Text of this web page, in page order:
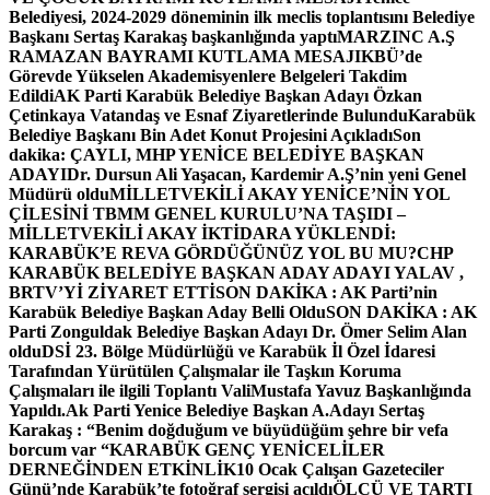
Belediyesi, 2024-2029 döneminin ilk meclis toplantısını Belediye
Başkanı Sertaş Karakaş başkanlığında yaptıMARZINC A.Ş
RAMAZAN BAYRAMI KUTLAMA MESAJIKBÜ’de
Görevde Yükselen Akademisyenlere Belgeleri Takdim
EdildiAK Parti Karabük Belediye Başkan Adayı Özkan
Çetinkaya Vatandaş ve Esnaf Ziyaretlerinde BulunduKarabük
Belediye Başkanı Bin Adet Konut Projesini AçıkladıSon
dakika: ÇAYLI, MHP YENİCE BELEDİYE BAŞKAN
ADAYIDr. Dursun Ali Yaşacan, Kardemir A.Ş’nin yeni Genel
Müdürü olduMİLLETVEKİLİ AKAY YENİCE’NİN YOL
ÇİLESİNİ TBMM GENEL KURULU’NA TAŞIDI –
MİLLETVEKİLİ AKAY İKTİDARA YÜKLENDİ:
KARABÜK’E REVA GÖRDÜĞÜNÜZ YOL BU MU?CHP
KARABÜK BELEDİYE BAŞKAN ADAY ADAYI YALAV ,
BRTV’Yİ ZİYARET ETTİSON DAKİKA : AK Parti’nin
Karabük Belediye Başkan Aday Belli OlduSON DAKİKA : AK
Parti Zonguldak Belediye Başkan Adayı Dr. Ömer Selim Alan
olduDSİ 23. Bölge Müdürlüğü ve Karabük İl Özel İdaresi
Tarafından Yürütülen Çalışmalar ile Taşkın Koruma
Çalışmaları ile ilgili Toplantı ValiMustafa Yavuz Başkanlığında
Yapıldı.Ak Parti Yenice Belediye Başkan A.Adayı Sertaş
Karakaş : “Benim doğduğum ve büyüdüğüm şehre bir vefa
borcum var “KARABÜK GENÇ YENİCELİLER
DERNEĞİNDEN ETKİNLİK10 Ocak Çalışan Gazeteciler
Günü’nde Karabük’te fotoğraf sergisi açıldıÖLÇÜ VE TARTI